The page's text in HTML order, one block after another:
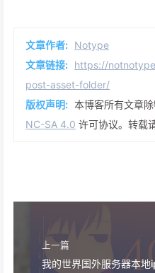
文章作者: Notype
文章链接: https://
post-asset-folder/
版权声明: 本博客所有文章
NC-SA 4.0 许可协议。转载
上一篇
我的世界国外服务器本地